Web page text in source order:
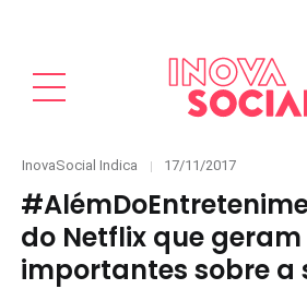
Categories
InovaSocial Indica
Posted
17/11/2017
do Netflix que
importantes sobre a